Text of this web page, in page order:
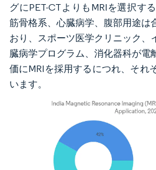
グにPET-CTよりもMRIを選択す
筋骨格系、心臓病学、腹部用途は
おり、スポーツ医学クリニック、
臓病学プログラム、消化器科が電
価にMRIを採用するにつれ、それ
います。